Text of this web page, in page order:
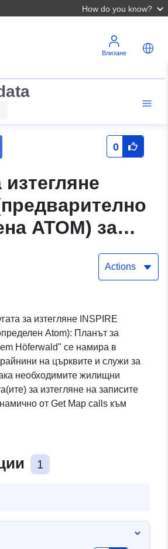
How do you know?
Влизане
0
изтегляне
ATOM) за
данни Unter dem
Actions
за изтегляне INSPIRE
Atom): Планът за
Höferwald" се намира в
на църквите и служи за
необходимите жилищни
за изтегляне на записите
от Get Map calls към
1